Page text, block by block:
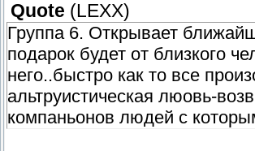
Quote ( LEXX)
Группа 6. Открывает
подарок будет от близкого
него..быстро как то все
альтруистическая люовь-
компаньонов людей с